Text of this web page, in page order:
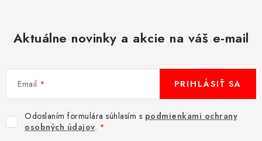
Aktuálne novinky a akcie na váš e-mail
Email
Odoslaním formulára súhlasím s podmienkami ochrany
osobných údajov.
PRIHLÁSIŤ SA